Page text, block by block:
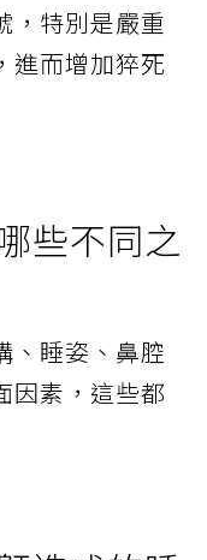
，特別是嚴重
進而增加猝死
些不同之
、睡姿、鼻腔
因素，這些都